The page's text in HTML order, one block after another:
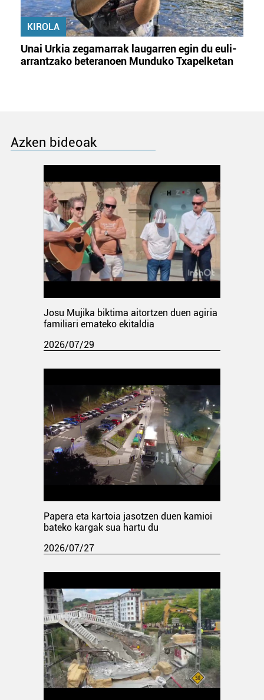
KIROLA
Unai Urkia zegamarrak laugarren egin du euli-
arrantzako beteranoen Munduko Txapelketan
Azken bideoak
Josu Mujika biktima aitortzen duen agiria
familiari emateko ekitaldia
2026/07/29
Papera eta kartoia jasotzen duen kamioi
bateko kargak sua hartu du
2026/07/27